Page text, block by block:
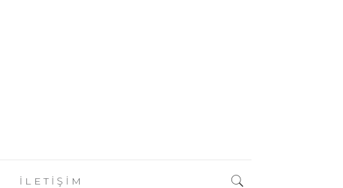
İLETİŞİM